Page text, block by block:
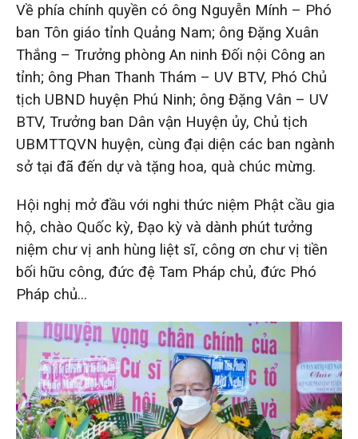
Về phía chính quyền có ông Nguyễn Mính – Phó
ban Tôn giáo tỉnh Quảng Nam; ông Đặng Xuân
Thắng – Trưởng phòng An ninh Đối nội Công an
tỉnh; ông Phan Thanh Thám – UV BTV, Phó Chủ
tịch UBND huyện Phú Ninh; ông Đặng Vân – UV
BTV, Trưởng ban Dân vận Huyện ủy, Chủ tịch
UBMTTQVN huyện, cùng đại diện các ban ngành
sở tại đã đến dự và tặng hoa, quà chúc mừng.
Hội nghị mở đầu với nghi thức niệm Phật cầu gia
hộ, chào Quốc kỳ, Đạo kỳ và dành phút tưởng
niệm chư vị anh hùng liệt sĩ, công ơn chư vị tiền
bối hữu công, đức đệ Tam Pháp chủ, đức Phó
Pháp chủ…